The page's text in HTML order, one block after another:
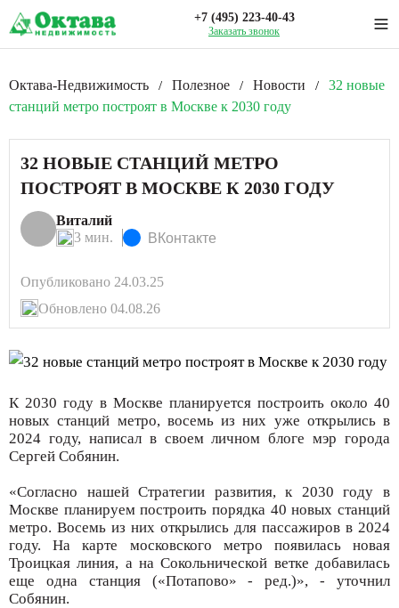
+7 (495) 223-40-43
Заказать звонок
Октава-Недвижимость / Полезное / Новости /
32 новые
станций метро построят в Москве к 2030 году
32 НОВЫЕ СТАНЦИЙ МЕТРО
ПОСТРОЯТ В МОСКВЕ К 2030 ГОДУ
Виталий
3 мин.
ВКонтакте
Опубликовано 24.03.25
Обновлено 04.08.26
К 2030 году в Москве планируется построить около 40
новых станций метро, восемь из них уже открылись в
2024 году, написал в своем личном блоге мэр города
Сергей Собянин.
«Согласно нашей Стратегии развития, к 2030 году в
Москве планируем построить порядка 40 новых станций
метро. Восемь из них открылись для пассажиров в 2024
году. На карте московского метро появилась новая
Троицкая линия, а на Сокольнической ветке добавилась
еще одна станция («Потапово» - ред.)», - уточнил
Собянин.